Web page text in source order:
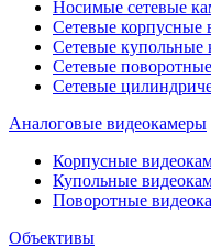
Носимые сетевые
Сетевые корпусные
Сетевые купольные
Сетевые
Сетевые
Аналоговые видеокамеры
Корпусные
Купольные
Поворотные
Объективы